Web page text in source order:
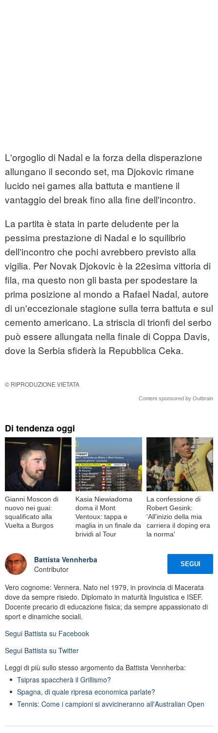
L'orgoglio di Nadal e la forza della disperazione
allungano il secondo set, ma Djokovic rimane
lucido nei games alla battuta e mantiene il
vantaggio del break fino alla fine dell'incontro.
La partita è stata in parte deludente per la
pessima prestazione di Nadal e lo squilibrio
dell'incontro che pochi avrebbero previsto alla
vigilia. Per Novak Djokovic è la 22esima vittoria di
fila, ma questo non gli basta per spodestare la
prima posizione al mondo a Rafael Nadal, autore
di un'eccezionale stagione sulla terra battuta e sul
cemento americano. La striscia di trionfi del serbo
può essere allungata nella finale di Coppa Davis,
dove la Serbia sfiderà la Repubblica Ceka.
© RIPRODUZIONE VIETATA
Content sponsored by Outbrain
Di tendenza oggi
Gianni Moscon di
nuovo nei guai:
squalificato alla
Vuelta a Burgos
Kasia Niewiadoma
doma il Mont
Ventoux: tappa e
maglia in un finale da
brividi al Tour
La confessione di
Robert Gesink:
'All'inizio della mia
carriera il doping era
la norma'
Battista Vennherba
Contributor
SEGUI
Vero cognome: Vennera. Nato nel 1979, in provincia di Macerata
dove da sempre risiedo. Diplomato in maturità linguistica e ISEF.
Docente precario di educazione fisica; da sempre appassionato di
sport e dinamiche sociali.
Segui Battista su Facebook
Segui Battista su Twitter
Leggi di più sullo stesso argomento da Battista Vennherba:
Tsipras spaccherà il Grillismo?
Spagna, di quale ripresa economica parlate?
Tennis: Come i campioni si avvicineranno all'Australian Open